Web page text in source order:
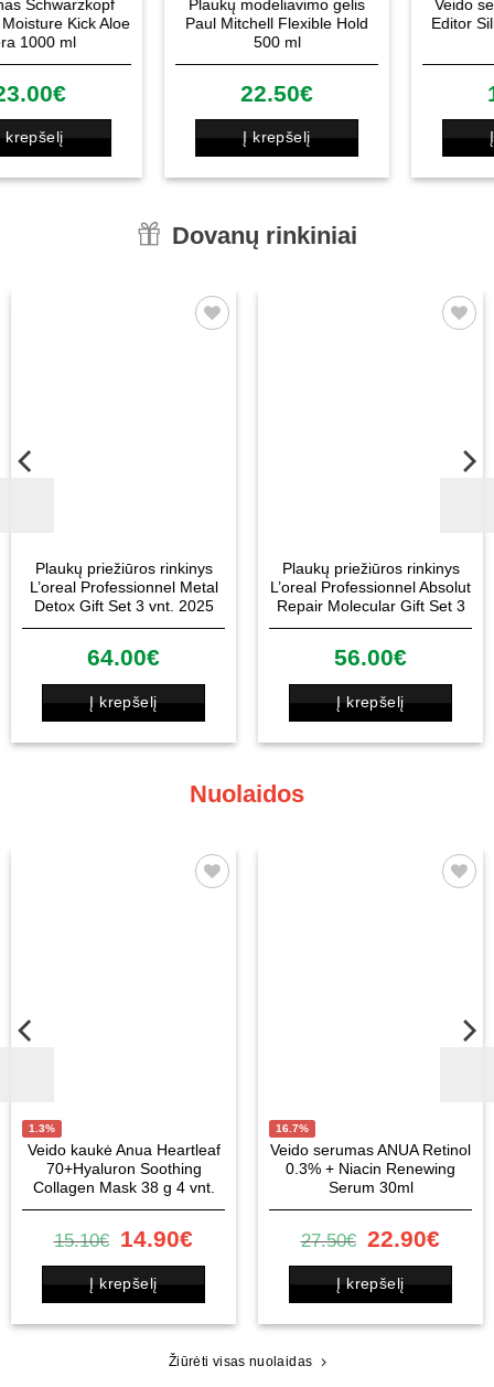
Plaukų modeliavimo gelis
Paul Mitchell Flexible Hold
Veido serumas Sungboon
Editor Silk Peptide EGF 40
Dovanų rinkiniai
Plaukų priežiūros rinkinys
L’oreal Professionnel Metal
Detox Gift Set 3 vnt. 2025
64.00€
Į krepšelį
Plaukų priežiūros rinkinys
L’oreal Professionnel Absolut
Repair Molecular Gift Set 3
vnt. 2025
56.00€
Į krepšelį
Nuolaidos
1.3%
Veido kaukė Anua Heartleaf
70+Hyaluron Soothing
Collagen Mask 38 g 4 vnt.
15.10€
Original
price
was:
15.10€.
14.90€Current
price
is:
14.90€.
Į krepšelį
16.7%
Veido serumas ANUA Retinol
0.3% + Niacin Renewing
Serum 30ml
27.50€
Original
price
was:
27.50€.
22.90€
price
is:
Į krepšelį
Žiūrėti visas nuolaidas